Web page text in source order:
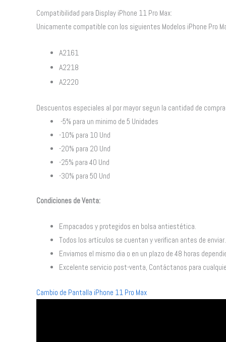
Compatibilidad para Display iPhone 11 Pro Max:
Unicamente compatible con los siguientes Modelos iPhone Pro
A2161
A2218
A2220
Descuentos especiales al por mayor segun la cantidad de
-5% para un minimo de 5 Unidades
-10% para 10 Und
-20% para 20 Und
-25% para 40 Und
-30% para 50 Und
Condiciones de Venta:
Empacados y protegidos en bolsa antiestética.
Todos los artículos se cuentan y verifican antes de enviar.
Enviamos el mismo dia o en un plazo de 48 horas
Excelente servicio post-venta, Contáctanos para
Cambio de Pantalla iPhone 11 Pro Max